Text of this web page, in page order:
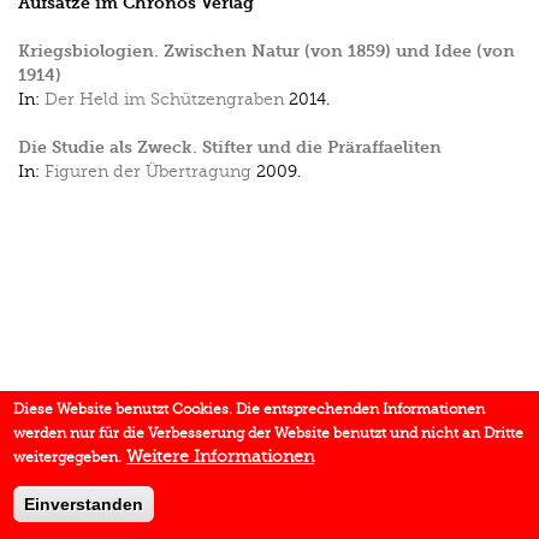
Kriegsbiologien. Zwischen Natur (von 1859) und Idee (von
1914)
In: Der Held im Schützengraben 2014.
Die Studie als Zweck. Stifter und die Präraffaeliten
In: Figuren der Übertragung 2009.
Diese Website benutzt Cookies. Die entsprechenden Informationen
werden nur für die Verbesserung der Website benutzt und nicht an Dritte
weitergegeben. Weitere Informationen
Einverstanden